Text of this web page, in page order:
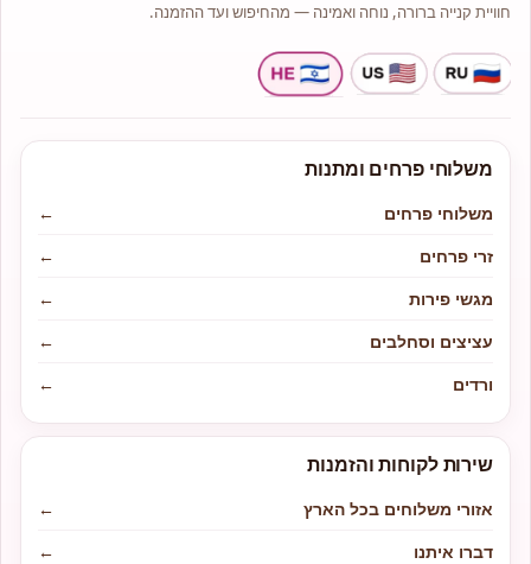
חוויית קנייה ברורה, נוחה ואמינה — מהחיפוש ועד ההזמנה.
משלוחי פרחים ומתנות
משלוחי פרחים
←
זרי פרחים
←
מגשי פירות
←
עציצים וסחלבים
←
ורדים
←
שירות לקוחות והזמנות
אזורי משלוחים בכל הארץ
←
דברו איתנו
←